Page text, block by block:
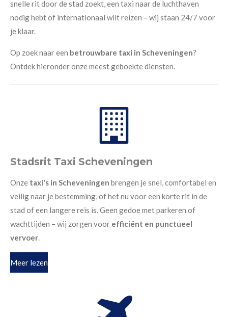
snelle rit door de stad zoekt, een taxi naar de luchthaven
nodig hebt of internationaal wilt reizen – wij staan 24/7 voor
je klaar.
Op zoek naar een betrouwbare taxi in Scheveningen?
Ontdek hieronder onze meest geboekte diensten.
Stadsrit Taxi Scheveningen
Onze taxi's in Scheveningen brengen je snel, comfortabel en
veilig naar je bestemming, of het nu voor een korte rit in de
stad of een langere reis is. Geen gedoe met parkeren of
wachttijden – wij zorgen voor efficiënt en punctueel
vervoer.
Meer lezen